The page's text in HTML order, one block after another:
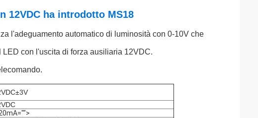
12VDC ha introdotto MS18
l'adeguamento automatico di luminosità con 0-10V che
con l'uscita di forza ausiliaria 12VDC.